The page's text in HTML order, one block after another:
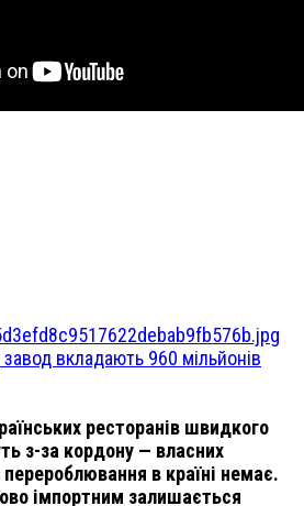
вкладають 960 мільйонів
ресторанів швидкого
з-за кордону — власних
перероблювання в країні немає.
імпортним залишається